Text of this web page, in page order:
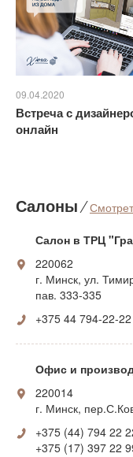
09.04.2020
Встреча с
онлайн
Салоны⁄
Салон в ТРЦ
220062
г. Минск, ул.
пав. 333-335
+375 44 794-22-22
Офис и
220014
г. Минск,
+375 (44) 794 22
+375 (17) 397 22